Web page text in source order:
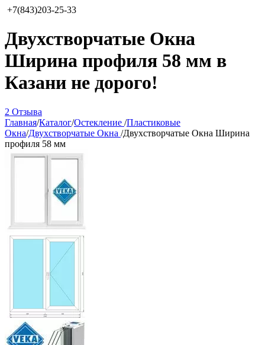
+7(843)203-25-33
Двухстворчатые Окна
Ширина профиля 58 мм в
Казани не дорого!
2 Отзыва
Главная/Каталог/Остекление /Пластиковые
Окна/Двухстворчатые Окна /Двухстворчатые Окна Ширина
профиля 58 мм